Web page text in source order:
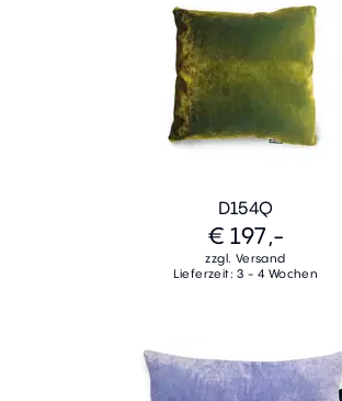
D154Q
€ 197,-
zzgl. Versand
Lieferzeit: 3 - 4 Wochen